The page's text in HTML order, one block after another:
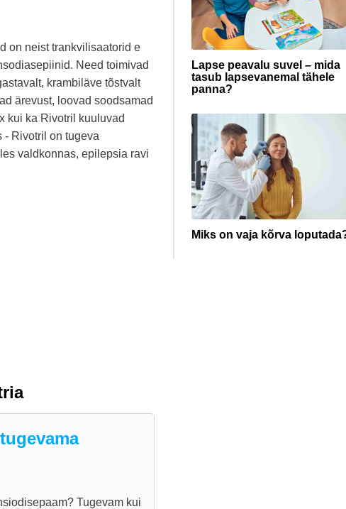
Lapse peavalu suvel – mida
tasub lapsevanemal tähele
panna?
Miks on vaja kõrva
on neist trankvilisaatorid e
Need toimivad
krambiläve tõstvalt
ärevust, loovad soodsamad
kui ka Rivotril kuuluvad
- Rivotril on tugeva
valdkonnas, epilepsia ravi
Tugevam kui